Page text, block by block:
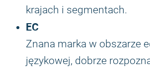
krajach i segmentach.
EC
Znana marka w obszarze
językowej, dobrze